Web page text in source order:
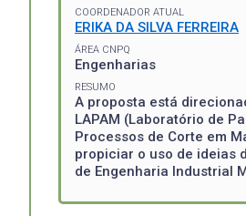
COORDENADOR ATUAL
ERIKA DA SILVA FERREIRA
ÁREA CNPQ
Engenharias
RESUMO
A proposta está
LAPAM (Laboratório de
Processos de Corte em
propiciar o uso de ideias
de Engenharia Industrial